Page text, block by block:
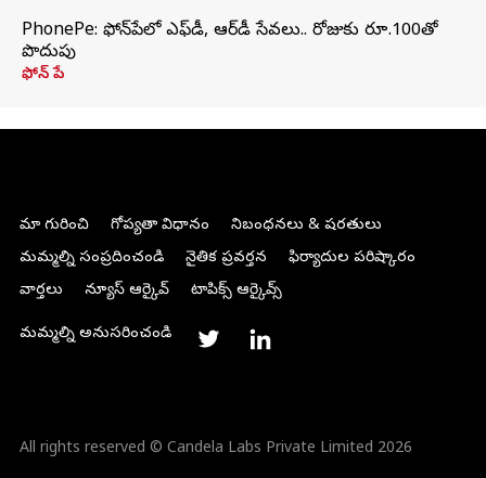
PhonePe: ఫోన్‌పేలో ఎఫ్‌డీ, ఆర్‌డీ సేవలు.. రోజుకు రూ.100తో
పొదుపు
ఫోన్‌ పే
మా గురించి గోప్యతా విధానం
నిబంధనలు & షరతులు
మమ్మల్ని సంప్రదించండి
నైతిక ప్రవర్తన
ఫిర్యాదుల పరిష్కారం
వార్తలు
న్యూస్ ఆర్కైవ్ టాపిక్స్ ఆర్కైవ్స్
మమ్మల్ని అనుసరించండి
All rights reserved © Candela Labs Private Limited 2026